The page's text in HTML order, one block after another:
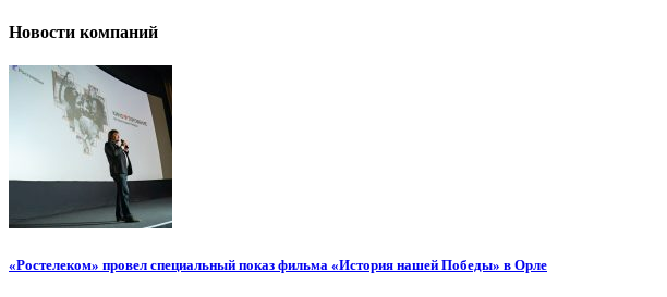
Новости компаний
«Ростелеком» провел специальный показ фильма «История нашей Победы» в Орле